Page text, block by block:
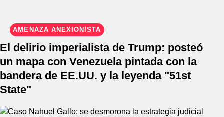
AMENAZA ANEXIONISTA
El delirio imperialista de Trump: posteó
un mapa con Venezuela pintada con la
bandera de EE.UU. y la leyenda "51st
State"